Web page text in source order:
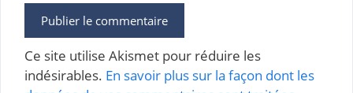
Ce site utilise Akismet pour réduire les
indésirables. En savoir plus sur la façon dont les